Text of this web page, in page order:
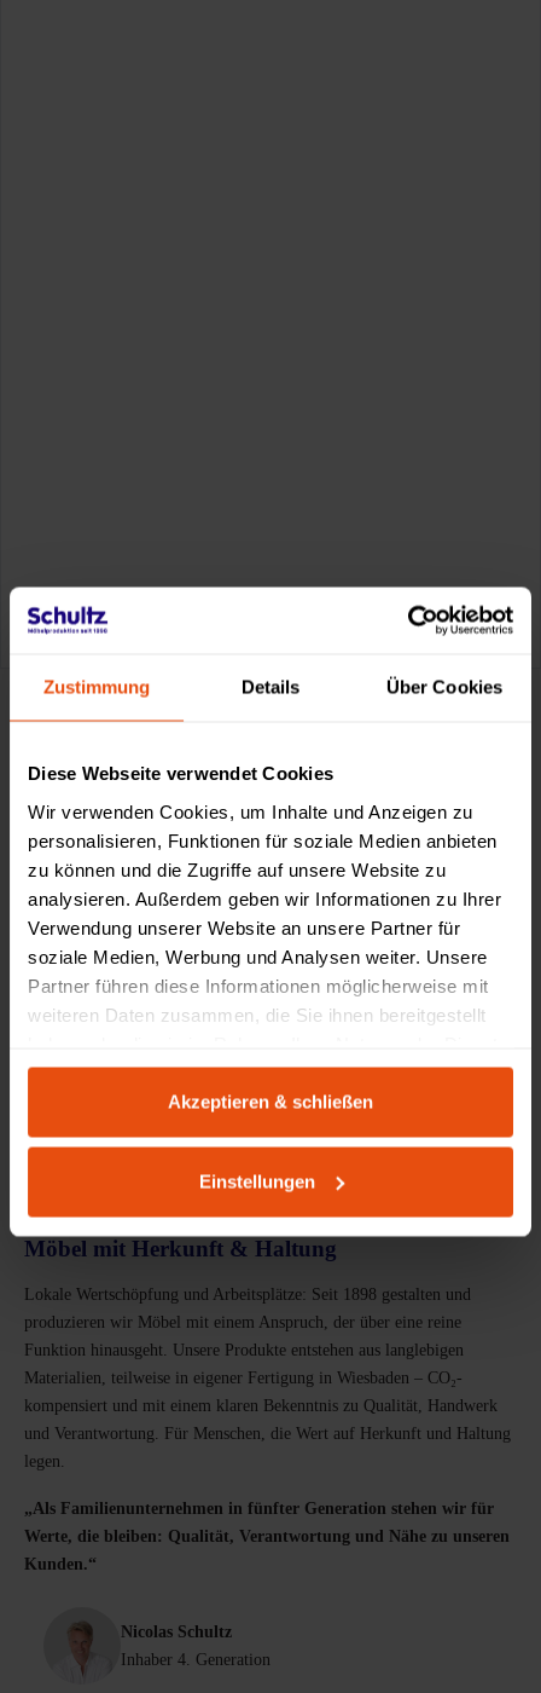
Zustimmung Details Über Cookies
Diese Webseite verwendet Cookies
Wir verwenden Cookies, um Inhalte und Anzeigen zu
personalisieren, Funktionen für soziale Medien anbieten
zu können und die Zugriffe auf unsere Website zu
analysieren. Außerdem geben wir Informationen zu Ihrer
Verwendung unserer Website an unsere Partner für
soziale Medien, Werbung und Analysen weiter. Unsere
Partner führen diese Informationen möglicherweise mit
weiteren Daten zusammen, die Sie ihnen bereitgestellt
gesammelt haben.
Akzeptieren & schließen
Einstellungen
service@schultz.de
Made by Schultz
PRODUKTDESIGN AUS WIESBADEN
Möbel mit Herkunft & Haltung
Lokale Wertschöpfung und Arbeitsplätze: Seit 1898 gestalten und
produzieren wir Möbel mit einem Anspruch, der über eine reine
Funktion hinausgeht. Unsere Produkte entstehen aus langlebigen
Materialien, teilweise in eigener Fertigung in Wiesbaden – CO₂-
kompensiert und mit einem klaren Bekenntnis zu Qualität, Handwerk
und Verantwortung. Für Menschen, die Wert auf Herkunft und Haltung
legen.
„Als Familienunternehmen in fünfter Generation stehen wir für
Werte, die bleiben: Qualität, Verantwortung und Nähe zu unseren
Kunden.“
Nicolas Schultz
Inhaber 4. Generation